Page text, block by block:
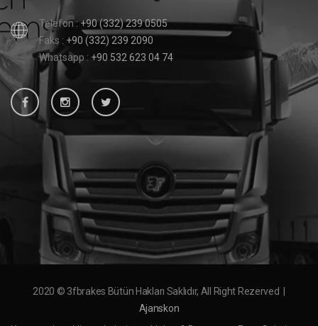
Telefon :+90 (332) 239 0505
Faks : +90 (332) 239 2090
Whatsapp : +90 532 623 04 74
2020 © 3fbrakes Bütün Hakları Saklıdır, All Right Rezerved |
Ajanskon